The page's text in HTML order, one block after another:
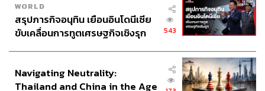
WORLD
สรุปภารกิจอนุทิน เยือนอินโดนีเซีย
ขับเคลื่อนการทูตเศรษฐกิจเชิงรุก
543
Navigating Neutrality:
Thailand and China in the Age